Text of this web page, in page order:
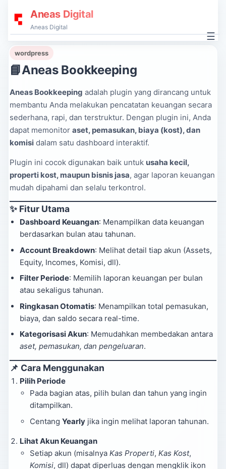
Aneas Digital
Aneas Digital
☰
wordpress
📘Aneas Bookkeeping
Aneas Bookkeeping adalah plugin yang dirancang untuk
membantu Anda melakukan pencatatan keuangan secara
sederhana, rapi, dan terstruktur. Dengan plugin ini, Anda
dapat memonitor aset, pemasukan, biaya (kost), dan
komisi dalam satu dashboard interaktif.
Plugin ini cocok digunakan baik untuk usaha kecil,
properti kost, maupun bisnis jasa, agar laporan keuangan
mudah dipahami dan selalu terkontrol.
✨ Fitur Utama
Dashboard Keuangan: Menampilkan data keuangan
berdasarkan bulan atau tahunan.
Account Breakdown: Melihat detail tiap akun (Assets,
Equity, Incomes, Komisi, dll).
Filter Periode: Memilih laporan keuangan per bulan
atau sekaligus tahunan.
Ringkasan Otomatis: Menampilkan total pemasukan,
biaya, dan saldo secara real-time.
Kategorisasi Akun: Memudahkan membedakan antara
aset, pemasukan, dan pengeluaran.
📌 Cara Menggunakan
Pilih Periode
Pada bagian atas, pilih bulan dan tahun yang ingin
ditampilkan.
Centang Yearly jika ingin melihat laporan tahunan.
Lihat Akun Keuangan
Setiap akun (misalnya Kas Properti, Kas Kost,
Komisi, dll) dapat diperluas dengan mengklik ikon